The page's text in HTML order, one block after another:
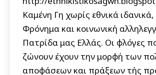
Καμένη Γη χωρίς εθνικά ιδανικά,
Φρόνημα και κοινωνική
Πατρίδα μας Ελλάς. Οι φλόγες
ζώνουν έχουν την μορφή των
αποφάσεων και πράξεων τής